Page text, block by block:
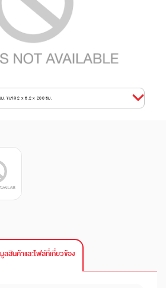
ม. ขนาด 2 x 6.2 x 200 ซม.
ลสินค้าและไฟล์ที่เกี่ยวข้อง